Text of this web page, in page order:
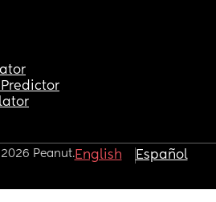
Peanut.English Español